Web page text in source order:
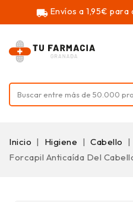
local_shipping Envíos a 1,95€
Inicio Higiene Cabello
Forcapil Anticaída Del